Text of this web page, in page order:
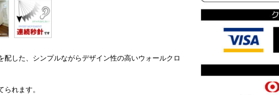
した、シンプルながらデザイン性の高いウォールクロ
れます。